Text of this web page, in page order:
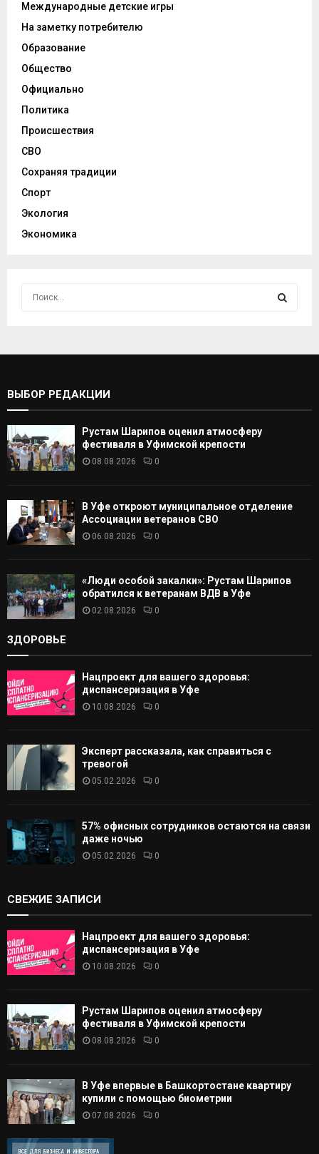
Международные детские игры
На заметку потребителю
Образование
Общество
Официально
Политика
Происшествия
СВО
Сохраняя традиции
Спорт
Экология
Экономика
С
А
ВЫБОР РЕДАКЦИИ
Рустам Шарипов оценил атмосферу
фестиваля в Уфимской крепости
08.08.2026 0
В Уфе откроют муниципальное отделение
Ассоциации ветеранов СВО
06.08.2026 0
«Люди особой закалки»: Рустам Шарипов
обратился к ветеранам ВДВ в Уфе
02.08.2026 0
ЗДОРОВЬЕ
Нацпроект для вашего здоровья:
диспансеризация в Уфе
10.08.2026 0
Эксперт рассказала, как справиться с
тревогой
05.02.2026 0
57% офисных сотрудников остаются на связи
даже ночью
05.02.2026 0
СВЕЖИЕ ЗАПИСИ
Нацпроект для вашего здоровья:
диспансеризация в Уфе
10.08.2026 0
Рустам Шарипов оценил атмосферу
фестиваля в Уфимской крепости
08.08.2026 0
В Уфе впервые в Башкортостане квартиру
купили с помощью биометрии
07.08.2026 0